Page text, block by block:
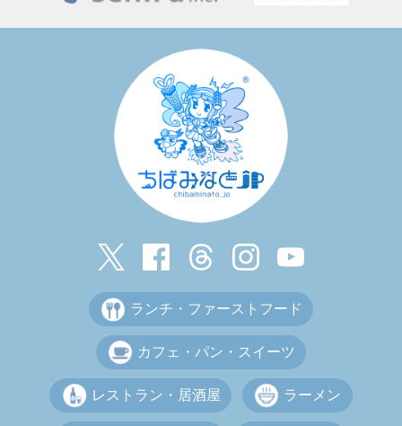
ランチ・ファーストフード
カフェ・パン・スイーツ
レストラン・居酒屋 ラーメン